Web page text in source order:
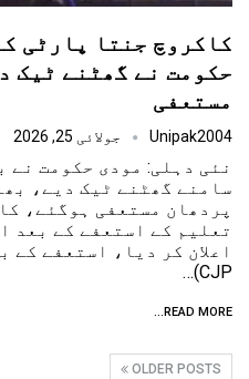
کاکروچ جنتا پارٹی
حکومت نے گھٹنے ٹیک
مستعفی
Unipak2004 جولائی 25, 2026
نئی دہلی: مودی حکومت نے
سامنے گھٹنے ٹیک دیے،
پردھان مستعفی ہوگئے،
تعلیم کے استعفے کے بعد
اعلان کر دیا، استعفے کے
CJP)…
READ MORE...
OLDER POSTS